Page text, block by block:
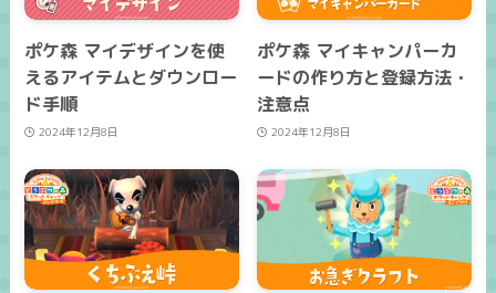
ポケ森 マイデザインを使
えるアイテムとダウンロー
ド手順
2024年12月8日
ポケ森 マイキャンパーカ
ードの作り方と登録方法・
注意点
2024年12月8日